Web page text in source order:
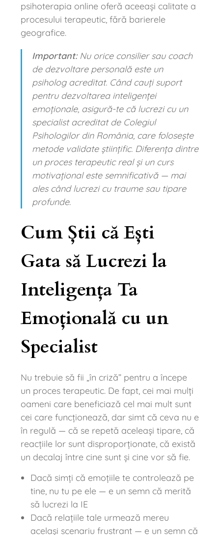
psihoterapia online oferă aceeași calitate a
procesului terapeutic, fără barierele
geografice.
Important:Nu orice consilier sau coach
de dezvoltare personală este un
psiholog acreditat. Când cauți suport
pentru dezvoltarea inteligenței
emoționale, asigură-te că lucrezi cu un
specialist acreditat de Colegiul
Psihologilor din România, care folosește
metode validate științific. Diferența dintre
un proces terapeutic real și un curs
motivațional este semnificativă — mai
ales când lucrezi cu traume sau tipare
profunde.
Cum Știi că Ești
Gata să Lucrezi la
Inteligența Ta
Emoțională cu un
Specialist
Nu trebuie să fii „în criză” pentru a începe
un proces terapeutic. De fapt, cei mai mulți
oameni care beneficiază cel mai mult sunt
cei care funcționează, dar simt că ceva nu e
în regulă — că se repetă aceleași tipare, că
reacțiile lor sunt disproporționate, că există
un decalaj între cine sunt și cine vor să fie.
Dacă simți că emoțiile te controlează pe
tine, nu tu pe ele — e un semn că merită
să lucrezi la IE
Dacă relațiile tale urmează mereu
același scenariu frustrant — e un semn că